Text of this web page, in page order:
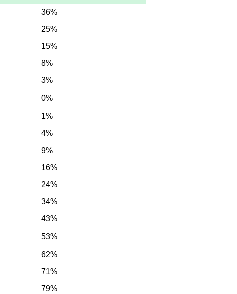
36%
25%
15%
8%
3%
0%
1%
4%
9%
16%
24%
34%
43%
53%
62%
71%
79%